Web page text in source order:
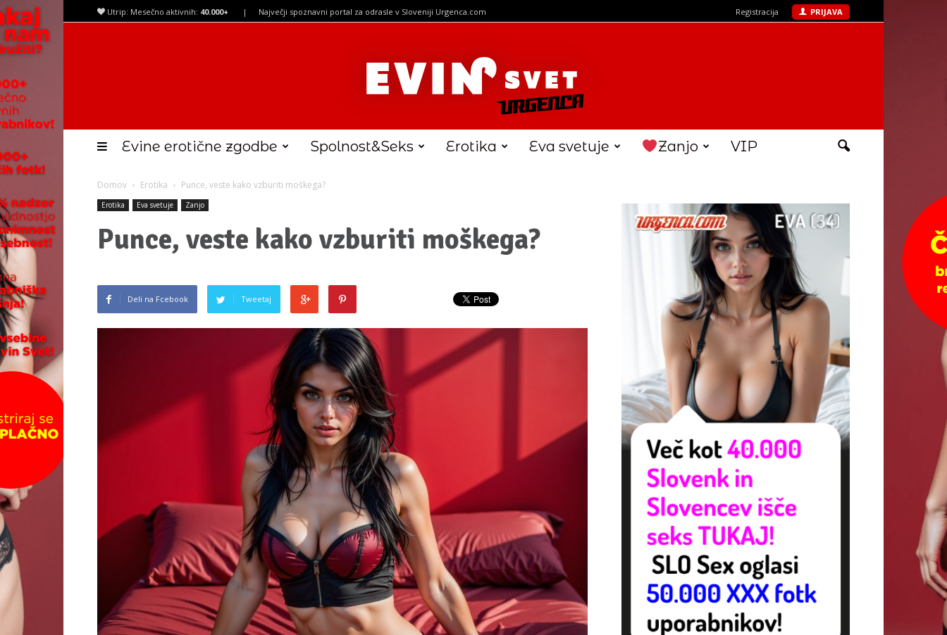
Utrip: Mesečno aktivnih: 40.000+ | Največji spoznavni portal za odrasle v Sloveniji Urgenca.com Registracija PRIJAVA
Evine erotične zgodbe Spolnost&Seks Erotika Eva svetuje Zanjo VIP
Domov Erotika Punce, veste kako vzburiti moškega?
Erotika Eva svetuje Zanjo
Punce, veste kako vzburiti moškega?
Deli na Fcebook Tweetaj